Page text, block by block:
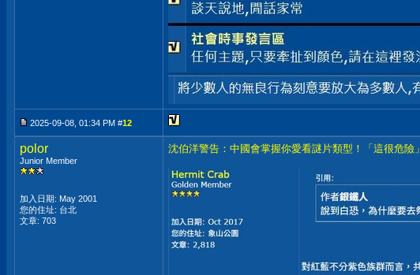
2025-09-08, 01:34 PM #12
polor
Junior Member
加入日期: May 2001
您的住址: 台北
文章: 703
沈伯洋警告：中國會掌握你愛看謎片類型！「這很危險」